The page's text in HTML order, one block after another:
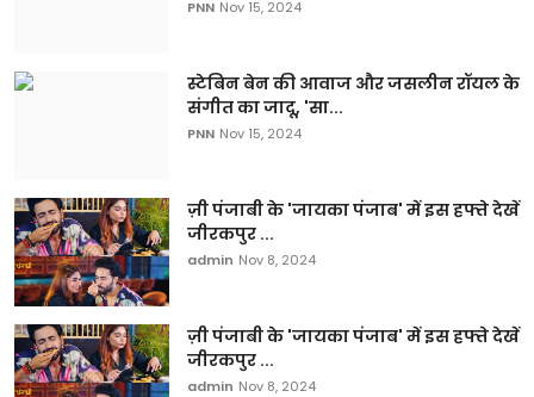
PNN Nov 15, 2024
स्टेबिन बेन की आवाज और जसलीन रॉयल के
संगीत का जादू, 'सा...
PNN Nov 15, 2024
ज़ी पंजाबी के 'जायका पंजाब' में इस हफ्ते देखें
जीरकपुर ...
admin Nov 8, 2024
ज़ी पंजाबी के 'जायका पंजाब' में इस हफ्ते देखें
जीरकपुर ...
admin Nov 8, 2024